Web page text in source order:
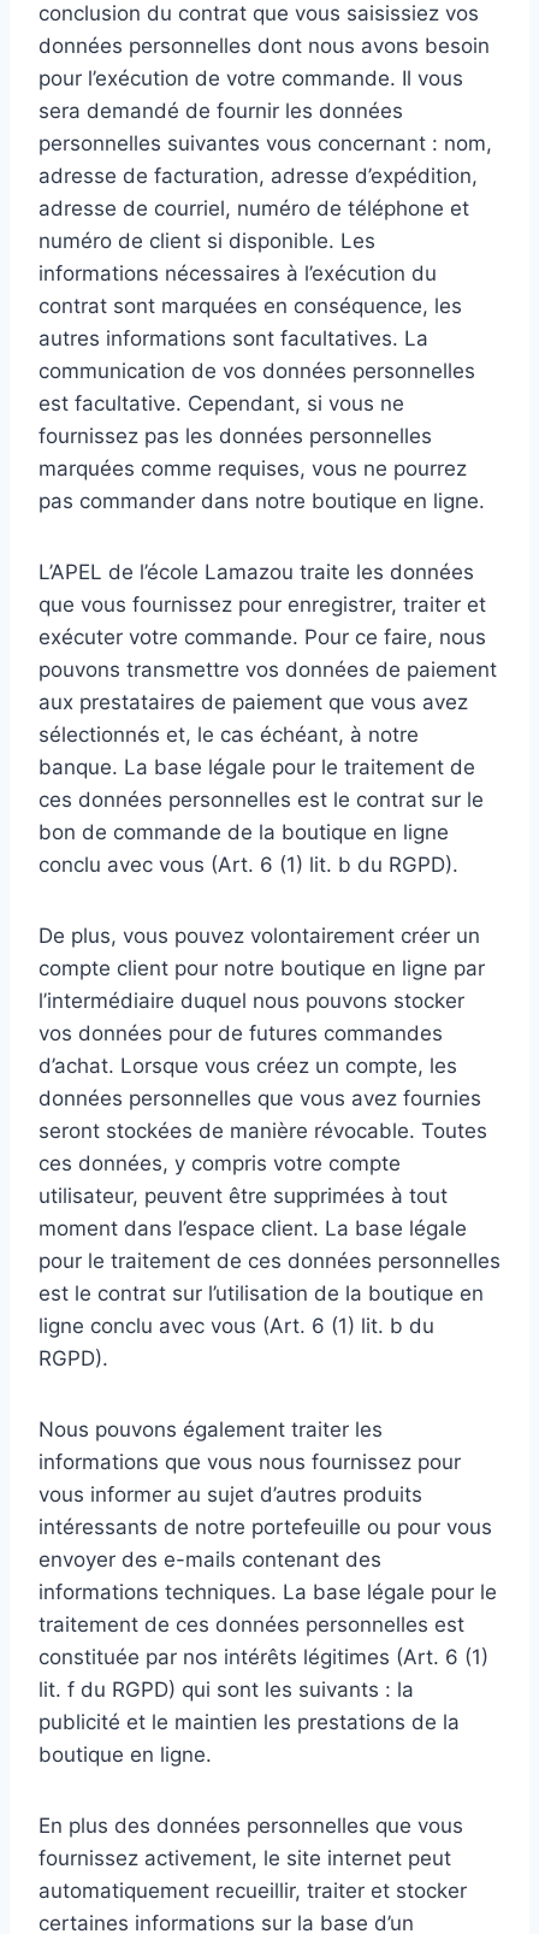
conclusion du contrat que vous saisissiez vos
données personnelles dont nous avons besoin
pour l’exécution de votre commande. Il vous
sera demandé de fournir les données
personnelles suivantes vous concernant : nom,
adresse de facturation, adresse d’expédition,
adresse de courriel, numéro de téléphone et
numéro de client si disponible. Les
informations nécessaires à l’exécution du
contrat sont marquées en conséquence, les
autres informations sont facultatives. La
communication de vos données personnelles
est facultative. Cependant, si vous ne
fournissez pas les données personnelles
marquées comme requises, vous ne pourrez
pas commander dans notre boutique en ligne.
L’APEL de l’école Lamazou traite les données
que vous fournissez pour enregistrer, traiter et
exécuter votre commande. Pour ce faire, nous
pouvons transmettre vos données de paiement
aux prestataires de paiement que vous avez
sélectionnés et, le cas échéant, à notre
banque. La base légale pour le traitement de
ces données personnelles est le contrat sur le
bon de commande de la boutique en ligne
conclu avec vous (Art. 6 (1) lit. b du RGPD).
De plus, vous pouvez volontairement créer un
compte client pour notre boutique en ligne par
l’intermédiaire duquel nous pouvons stocker
vos données pour de futures commandes
d’achat. Lorsque vous créez un compte, les
données personnelles que vous avez fournies
seront stockées de manière révocable. Toutes
ces données, y compris votre compte
utilisateur, peuvent être supprimées à tout
moment dans l’espace client. La base légale
pour le traitement de ces données personnelles
est le contrat sur l’utilisation de la boutique en
ligne conclu avec vous (Art. 6 (1) lit. b du
RGPD).
Nous pouvons également traiter les
informations que vous nous fournissez pour
vous informer au sujet d’autres produits
intéressants de notre portefeuille ou pour vous
envoyer des e-mails contenant des
informations techniques. La base légale pour le
traitement de ces données personnelles est
constituée par nos intérêts légitimes (Art. 6 (1)
lit. f du RGPD) qui sont les suivants : la
publicité et le maintien les prestations de la
boutique en ligne.
En plus des données personnelles que vous
fournissez activement, le site internet peut
automatiquement recueillir, traiter et stocker
certaines informations sur la base d’un